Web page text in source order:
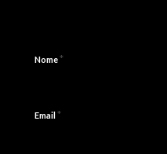
Nome*
Email *